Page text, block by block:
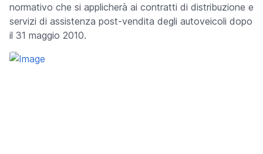
normativo che si applicherà ai contratti di distribuzione e
servizi di assistenza post-vendita degli autoveicoli dopo
il 31 maggio 2010.